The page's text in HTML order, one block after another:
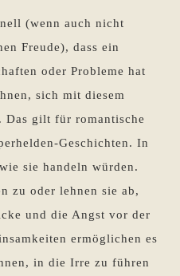
(wenn auch nicht
Freude), dass ein
oder Probleme hat
sich mit diesem
gilt für romantische
Geschichten. In
sie handeln würden.
zu oder lehnen sie ab,
und die Angst vor der
ermöglichen es
in die Irre zu führen